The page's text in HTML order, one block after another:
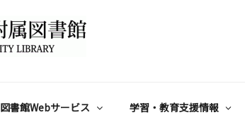
図書館Webサービス 学習・教育支援情報